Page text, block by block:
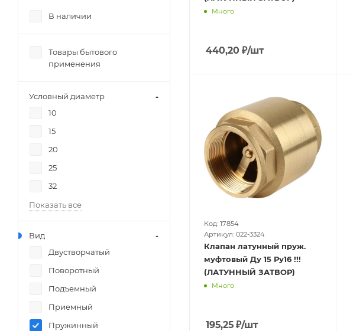
Много
440,20 ₽/шт
Код: 17854
Артикул: 022-3324
Клапан латунный пруж.
муфтовый Ду 15 Ру16 !!!
(ЛАТУННЫЙ ЗАТВОР)
Много
195,25 ₽/шт
В наличии
Товары бытового
применения
Условный диаметр
10
15
20
25
32
Показать все
Вид
Двустворчатый
Поворотный
Подъемный
Приемный
Пружинный